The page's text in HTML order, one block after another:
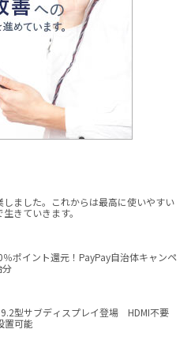
ました。これからは最高に使いやすい
きていきます。
％ポイント還元！PayPay自治体キャンペ
分
型サブディスプレイ登場 HDMI不要
置可能